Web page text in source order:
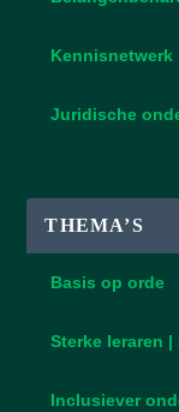
Kennisnetwerk
Juridische
THEMA’S
Basis op orde
Sterke leraren
Inclusiever